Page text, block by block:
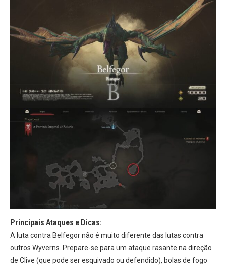
Principais Ataques e Dicas:
A luta contra Belfegor não é muito diferente das lutas contra
outros Wyverns. Prepare-se para um ataque rasante na direção
de Clive (que pode ser esquivado ou defendido), bolas de fogo